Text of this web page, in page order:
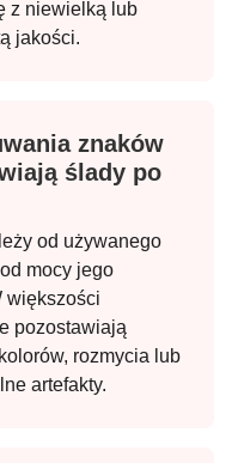
z niewielką lub
jakości.
znaków
ślady po
od używanego
mocy jego
większości
pozostawiają
rozmycia lub
artefakty.